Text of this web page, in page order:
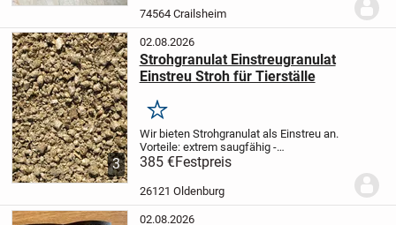
Privatverkauf keine Garantie,...
74564 Crailsheim
3
02.08.2026
Strohgranulat Einstreugranulat
Einstreu Stroh für Tierställe
Merken
Wir bieten Strohgranulat als Einstreu an.
Vorteile: extrem saugfähig -
geruchsbindend - das
Aufnahmevermögen ist höher als
herkömmlicher Einstreu - hohe
Ergiebigkeit, daher kostengünstig -
100%...
385 €Festpreis
26121 Oldenburg
02.08.2026